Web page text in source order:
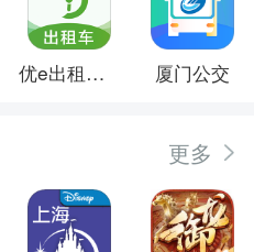
优e出租司机 厦门公交
更多